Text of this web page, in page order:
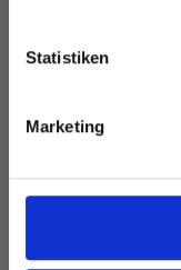
Statistiken
MarketingAlle Optionen